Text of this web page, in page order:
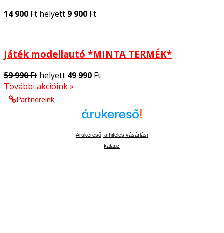
14 900Ft helyett 9 900 Ft
Játék modellautó *MINTA TERMÉK*
59 990Ft helyett 49 990 Ft
További akcióink »
Partnereink
Árukereső, a hiteles vásárlási
kalauz